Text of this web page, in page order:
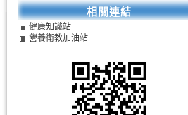
相關連結
健康知識站
營養衛教加油站